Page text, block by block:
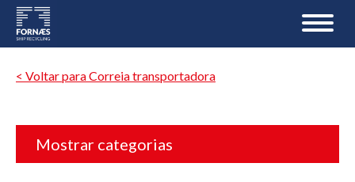
< Voltar para Correia transportadora
Mostrar categorias